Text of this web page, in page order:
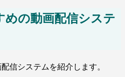
めの動画配信システ
信システムを紹介します。